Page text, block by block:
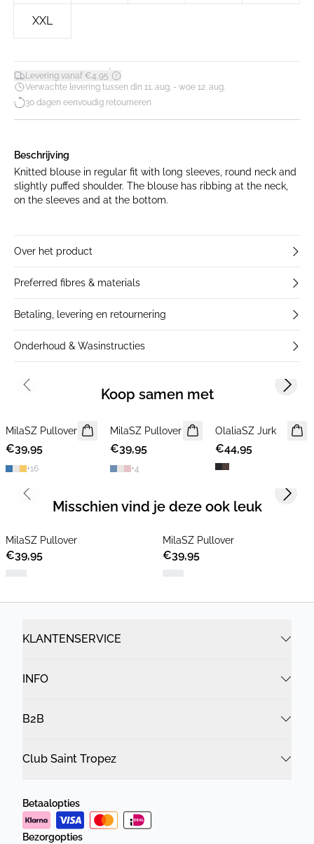
XXL
Levering vanaf €4,95*
Verwachte levering tussen din 11. aug. - woe 12. aug.
30 dagen eenvoudig retourneren
Beschrijving
Knitted blouse in regular fit with long sleeves, round neck and
slightly puffed shoulder. The blouse has ribbing at the neck,
on the sleeves and at the bottom.
Over het product
Preferred fibres & materials
Betaling, levering en retournering
Onderhoud & Wasinstructies
Koop samen met
NIEUWE
2 FOR €65
MilaSZ Pullover
€39,95
+16
NIEUWE
2 FOR €65
MilaSZ Pullover
€39,95
+4
NIEUWE
OlaliaSZ Jurk
€44,95
Previous slide Next
Misschien vind je deze ook leuk
MilaSZ Pullover
€39,95
MilaSZ Pullover
€39,95
Previous slide Next
KLANTENSERVICE
INFO
B2B
Club Saint Tropez
Betaalopties
Bezorgopties